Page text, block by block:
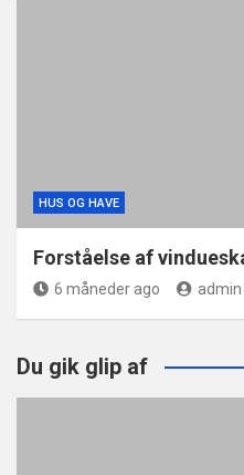
HUS OG HAVE
Forståelse af
6 måneder ago admin
Du gik glip af